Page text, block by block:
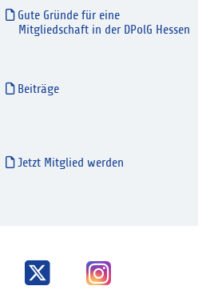
Gute Gründe für eine
Mitgliedschaft in der DPolG Hessen
Beiträge
Jetzt Mitglied werden